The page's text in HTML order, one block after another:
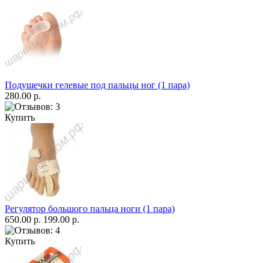
Подушечки гелевые под пальцы ног (1 пара)
280.00 р.
Купить
Регулятор большого пальца ноги (1 пара)
650.00 р. 199.00 р.
Купить